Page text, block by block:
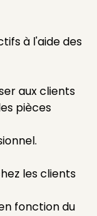
à l'aide des
aux clients
pièces
les clients
fonction du